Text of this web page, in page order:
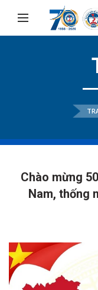
Chào mừng
Nam, thống